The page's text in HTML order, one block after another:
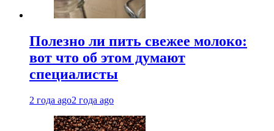
Полезно ли пить свежее молоко:
вот что об этом думают
специалисты
2 года ago2 года ago